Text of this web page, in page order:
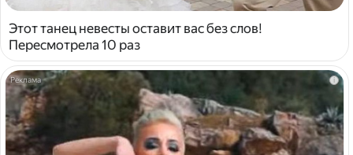
Этот танец невесты оставит вас без слов!
Пересмотрела 10 раз
i